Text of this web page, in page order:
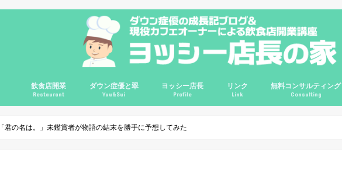
飲食店開業
Restaurant
ダウン症優と翠
Yuu&Sui
ヨッシー店長
Profile
リンク
Link
無料コンサルティング
Consulting
「君の名は。」未鑑賞者が物語の結末を勝手に予想してみた